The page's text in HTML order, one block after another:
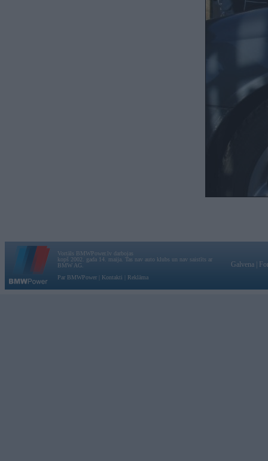
Vortāls BMWPower.lv darbojas
kopš 2002. gada 14. maija. Tas nav auto klubs un nav saistīts ar
BMW AG.
Par BMWPower
Kontakti Reklāma
Galvena